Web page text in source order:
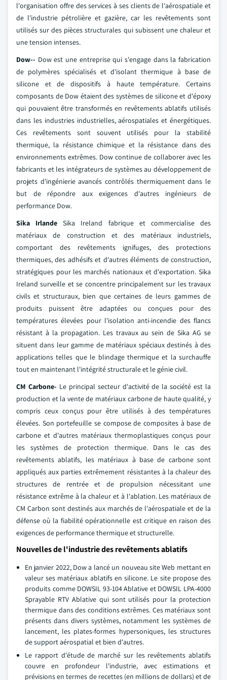
l'organisation offre des services à ses clients de l'aérospatiale et
de l'industrie pétrolière et gazière, car les revêtements sont
utilisés sur des pièces structurales qui subissent une chaleur et
une tension intenses.
Dow-- Dow est une entreprise qui s'engage dans la fabrication
de polymères spécialisés et d'isolant thermique à base de
silicone et de dispositifs à haute température. Certains
composants de Dow étaient des systèmes de silicone et d'époxy
qui pouvaient être transformés en revêtements ablatifs utilisés
dans les industries industrielles, aérospatiales et énergétiques.
Ces revêtements sont souvent utilisés pour la stabilité
thermique, la résistance chimique et la résistance dans des
environnements extrêmes. Dow continue de collaborer avec les
fabricants et les intégrateurs de systèmes au développement de
projets d'ingénierie avancés contrôlés thermiquement dans le
but de répondre aux exigences d'autres ingénieurs de
performance Dow.
Sika IrlandeSika Ireland fabrique et commercialise des
matériaux de construction et des matériaux industriels,
comportant des revêtements ignifuges, des protections
thermiques, des adhésifs et d'autres éléments de construction,
stratégiques pour les marchés nationaux et d'exportation. Sika
Ireland surveille et se concentre principalement sur les travaux
civils et structuraux, bien que certaines de leurs gammes de
produits puissent être adaptées ou conçues pour des
températures élevées pour l'isolation anti-incendie des flancs
résistant à la propagation. Les travaux au sein de Sika AG se
situent dans leur gamme de matériaux spéciaux destinés à des
applications telles que le blindage thermique et la surchauffe
tout en maintenant l'intégrité structurale et le génie civil.
CM Carbone- Le principal secteur d'activité de la société est la
production et la vente de matériaux carbone de haute qualité, y
compris ceux conçus pour être utilisés à des températures
élevées. Son portefeuille se compose de composites à base de
carbone et d'autres matériaux thermoplastiques conçus pour
les systèmes de protection thermique. Dans le cas des
revêtements ablatifs, les matériaux à base de carbone sont
appliqués aux parties extrêmement résistantes à la chaleur des
structures de rentrée et de propulsion nécessitant une
résistance extrême à la chaleur et à l'ablation. Les matériaux de
CM Carbon sont destinés aux marchés de l'aérospatiale et de la
défense où la fiabilité opérationnelle est critique en raison des
exigences de performance thermique et structurelle.
Nouvelles de l'industrie des revêtements ablatifs
En janvier 2022, Dow a lancé un nouveau site Web mettant en
valeur ses matériaux ablatifs en silicone. Le site propose des
produits comme DOWSIL 93-104 Ablative et DOWSIL LPA-4000
Sprayable RTV Ablative qui sont utilisés pour la protection
thermique dans des conditions extrêmes. Ces matériaux sont
présents dans divers systèmes, notamment les systèmes de
lancement, les plates-formes hypersoniques, les structures
de support aérospatial et bien d'autres.
Le rapport d'étude de marché sur les revêtements ablatifs
couvre en profondeur l'industrie, avec estimations et
prévisions en termes de recettes (en millions de dollars) et de